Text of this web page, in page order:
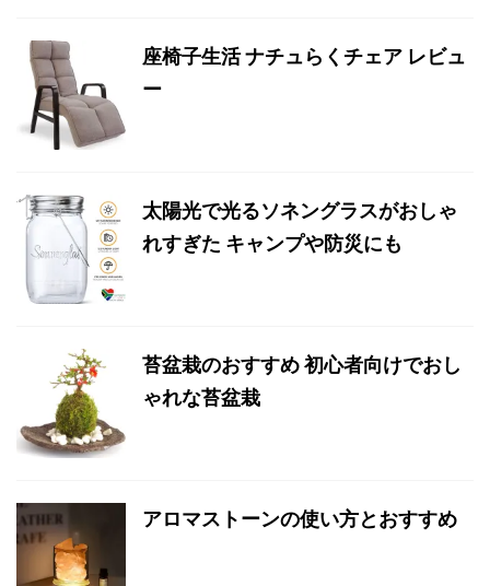
座椅子生活 ナチュらくチェア レビュ
ー
太陽光で光るソネングラスがおしゃ
れすぎた キャンプや防災にも
苔盆栽のおすすめ 初心者向けでおし
ゃれな苔盆栽
アロマストーンの使い方とおすすめ